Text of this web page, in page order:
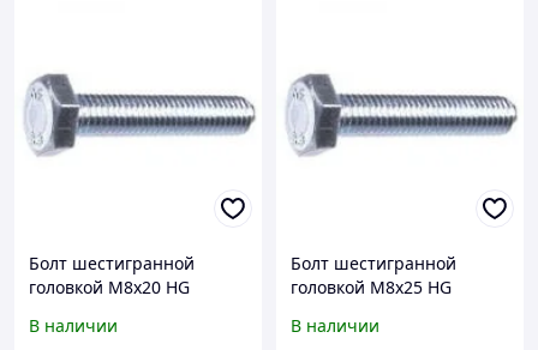
Болт шестигранной
головкой М8х20 HG
В наличии
Болт шестигранной
головкой М8х25 HG
В наличии